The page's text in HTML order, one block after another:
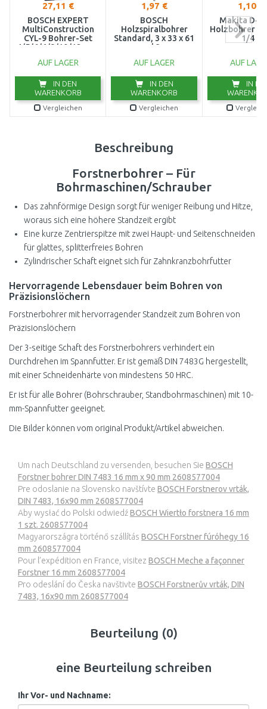
27,11 €
BOSCH EXPERT
MultiConstruction
CYL-9 Bohrer-Set
4/5/6/6/8/10/12 mm,
AUF LAGER
IN DEN
WARENKORB
Vergleichen
1,97 €
BOSCH
Holzspiralbohrer
Standard, 3 x 33 x 61
mm, d 3 mm,
AUF LAGER
IN DEN
WARENKORB
Vergleichen
1,10 €
Makita D-
Holzbohrer
1/4 "
AUF
IN
Beschreibung
Forstnerbohrer – Für
Bohrmaschinen/Schrauber
Das zahnförmige Design sorgt für weniger Reibung und Hitze,
woraus sich eine höhere Standzeit ergibt
Eine kurze Zentrierspitze mit zwei Haupt- und Seitenschneiden
für glattes, splitterfreies Bohren
Zylindrischer Schaft eignet sich für Zahnkranzbohrfutter
Hervorragende Lebensdauer beim Bohren von
Präzisionslöchern
Forstnerbohrer mit hervorragender Standzeit zum Bohren von
Präzisionslöchern
Der 3-seitige Schaft des Forstnerbohrers verhindert ein
Durchdrehen im Spannfutter. Er ist gemäß DIN 7483G hergestellt,
mit einer Schneidenhärte von mindestens 50 HRC.
Er ist für alle Bohrer (Bohrschrauber, Standbohrmaschinen) mit 10-
mm-Spannfutter geeignet.
Die Bilder können vom original Produkt/Artikel abweichen.
Um nach Deutschland zu versenden, besuchen Sie BOSCH
Forstner bohrer DIN 7483 16 mm x 90 mm 2608577004
Pre odoslanie na Slovensko navštívte BOSCH Forstnerov vrták,
DIN 7483, 16x90 mm 2608577004
Aby wysłać do Polski odwiedźBOSCH Wiertło forstnera 16 mm
1 szt. 2608577004
Magyarországra történő szállítás BOSCH Forstner fúróhegy 16
mm 2608577004
Pour l’expédition en France, visitez BOSCH Meche a façonner
Forstner 16 mm 2608577004
Pro odeslání do Česka navštivte BOSCH Forstnerův vrták, DIN
7483, 16x90 mm 2608577004
Beurteilung (0)
eine Beurteilung schreiben
Ihr Vor- und Nachname: